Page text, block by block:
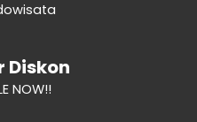
NOW!!